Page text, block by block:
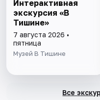
Интерактивная
экскурсия «В
Тишине»
7 августа 2026 •
пятница
Музей В Тишине
Все